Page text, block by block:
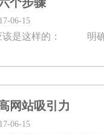
06-15
应该是这样的：
网站吸引力
06-15